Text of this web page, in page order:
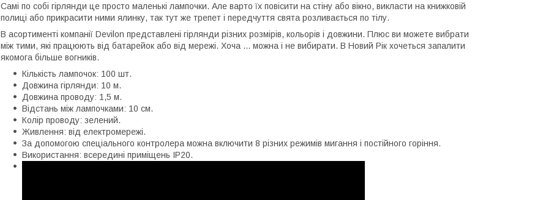
Самі по собі гірлянди це просто маленькі лампочки. Але варто їх повісити на стіну або вікно, викласти на книжковій
полиці або прикрасити ними ялинку, так тут же трепет і передчуття свята розливається по тілу.
В асортименті компанії Devilon представлені гірлянди різних розмірів, кольорів і довжини. Плюс ви можете вибрати
між тими, які працюють від батарейок або від мережі. Хоча ... можна і не вибирати. В Новий Рік хочеться запалити
якомога більше вогників.
Кількість лампочок: 100 шт.
Довжина гірлянди: 10 м.
Довжина проводу: 1,5 м.
Відстань між лампочками: 10 см.
Колір проводу: зелений.
Живлення: від електромережі.
За допомогою спеціального контролера можна включити 8 різних режимів мигання і постійного горіння.
Використання: всередині приміщень IP20.